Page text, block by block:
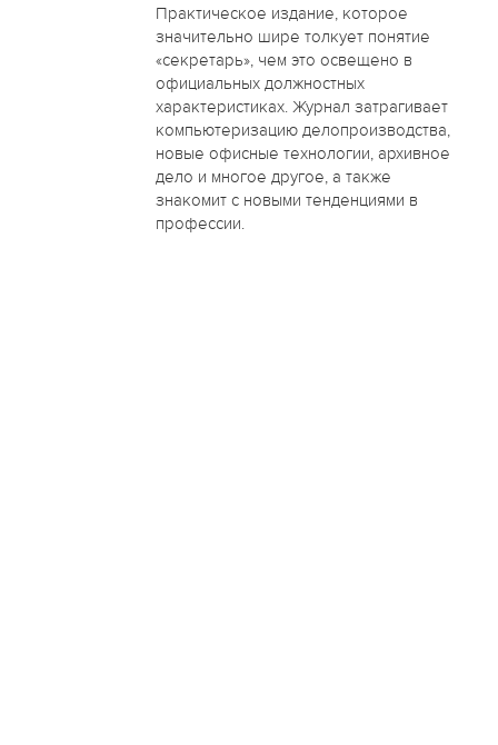
Практическое издание, которое
значительно шире толкует понятие
«секретарь», чем это освещено в
официальных должностных
характеристиках. Журнал затрагивает
компьютеризацию делопроизводства,
новые офисные технологии, архивное
дело и многое другое, а также
знакомит с новыми тенденциями в
профессии.